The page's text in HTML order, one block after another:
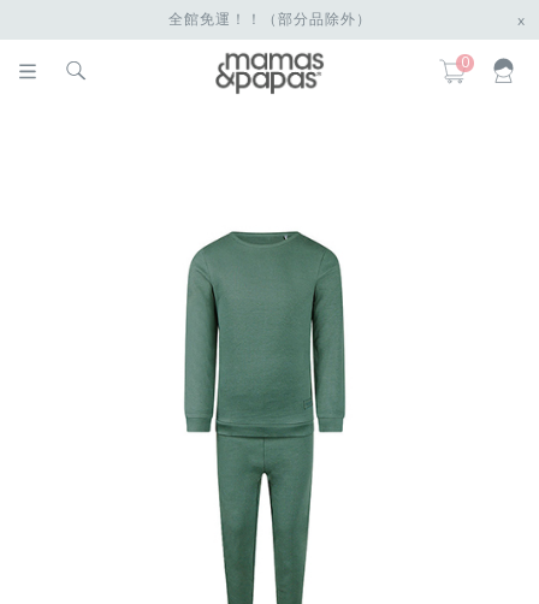
全館免運！！（部分品除外） x
0